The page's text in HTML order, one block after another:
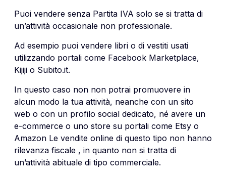
Puoi vendere senza Partita IVA solo se si tratta di
un’attività occasionale non professionale.
Ad esempio puoi vendere libri o di vestiti usati
utilizzando portali come Facebook Marketplace,
Kijiji o Subito.it.
In questo caso non non potrai promuovere in
alcun modo la tua attività, neanche con un sito
web o con un profilo social dedicato, né avere un
e-commerce o uno store su portali come Etsy o
Amazon Le vendite online di questo tipo non hanno
rilevanza fiscale , in quanto non si tratta di
un’attività abituale di tipo commerciale.